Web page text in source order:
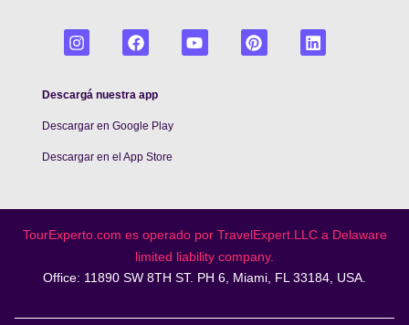
Descargá nuestra app
Descargar en Google Play
Descargar en el App Store
TourExperto.com es operado por TravelExpert.LLC a Delaware
limited liability company.
Office: 11890 SW 8TH ST. PH 6, Miami, FL 33184, USA.